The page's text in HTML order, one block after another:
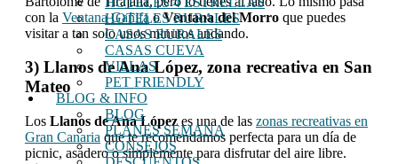
HOTELES RURALES
CASAS RURALES
CASAS CUEVA
VILLAS
PET FRIENDLY
BLOG & INFO
BLOG
PLANES SEMANA
CONSEJOS
con la Ventana GañifaoVentana del Morro que puedes
visitar a tan solo unos minutos andando.
3) Llanos de Ana López, zona recreativa en San
Mateo
Los Llanos de Ana López es una de las zonas recreativas en
Gran Canaria que te recomendamos perfecta para un día de
picnic, asadero o simplemente para disfrutar del aire libre.